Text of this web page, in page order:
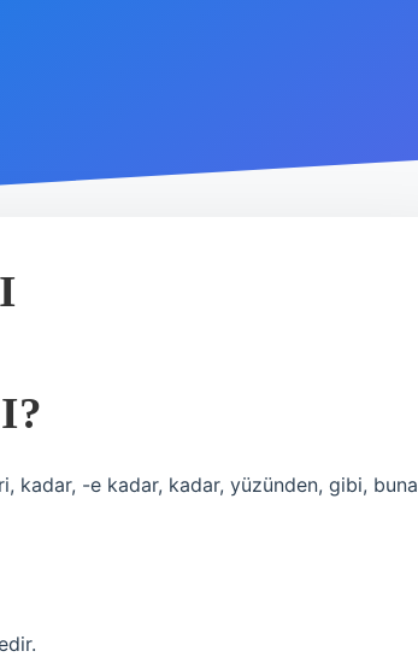
kadar, -e kadar, kadar, yüzünden, gibi, buna